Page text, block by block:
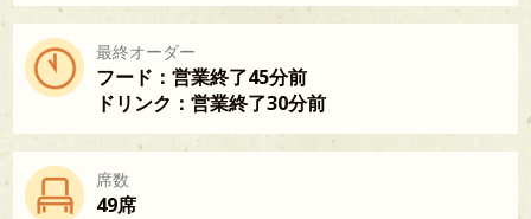
最終オーダー
フード：営業終了45分前
ドリンク：営業終了30分前
席数
49席